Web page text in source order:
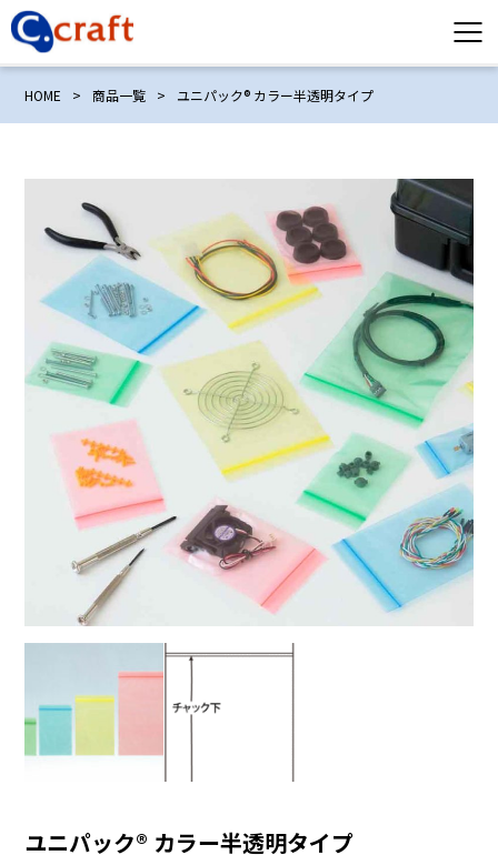
HOME > 商品一覧 > ユニパック® カラー半透明タイプ
ユニパック® カラー半透明タイプ